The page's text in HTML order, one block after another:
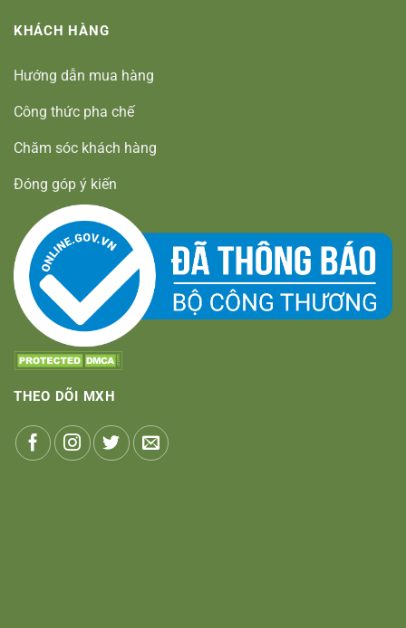
KHÁCH HÀNG
Hướng dẫn mua hàng
Công thức pha chế
Chăm sóc khách hàng
Đóng góp ý kiến
THEO DÕI MXH